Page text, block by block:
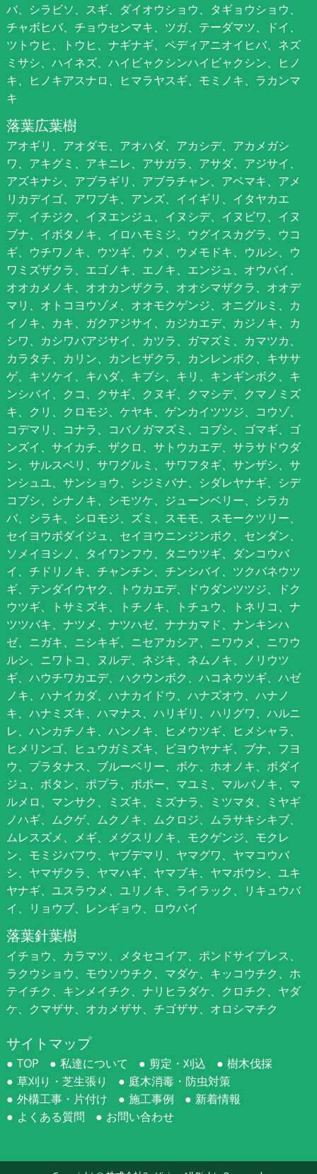
バ、シラビソ、スギ、ダイオウショウ、タギョウショウ、
チャボヒバ、チョウセンマキ、ツガ、テーダマツ、ドイ、
ツトウヒ、トウヒ、ナギナギ、ペディアニオイヒバ、ネズ
ミサシ、ハイネズ、ハイビャクシンハイビャクシン、ヒノ
キ、ヒノキアスナロ、ヒマラヤスギ、モミノキ、ラカンマ
キ
落葉広葉樹
アオギリ、アオダモ、アオハダ、アカシデ、アカメガシ
ワ、アキグミ、アキニレ、アサガラ、アサダ、アジサイ、
アズキナシ、アブラギリ、アブラチャン、アベマキ、アメ
リカデイゴ、アワブキ、アンズ、イイギリ、イタヤカエ
デ、イチジク、イヌエンジュ、イヌシデ、イヌビワ、イヌ
ブナ、イボタノキ、イロハモミジ、ウグイスカグラ、ウコ
ギ、ウチワノキ、ウツギ、ウメ、ウメモドキ、ウルシ、ウ
ワミズザクラ、エゴノキ、エノキ、エンジュ、オウバイ、
オオカメノキ、オオカンザクラ、オオシマザクラ、オオデ
マリ、オトコヨウゾメ、オオモクゲンジ、オニグルミ、カ
イノキ、カキ、ガクアジサイ、カジカエデ、カジノキ、カ
シワ、カシワバアジサイ、カツラ、ガマズミ、カマツカ、
カラタチ、カリン、カンヒザクラ、カンレンボク、キササ
ゲ、キソケイ、キハダ、キブシ、キリ、キンギンボク、キ
ンシバイ、クコ、クサギ、クヌギ、クマシデ、クマノミズ
キ、クリ、クロモジ、ケヤキ、ゲンカイツツジ、コウゾ、
コデマリ、コナラ、コバノガマズミ、コブシ、ゴマギ、ゴ
ンズイ、サイカチ、ザクロ、サトウカエデ、サラサドウダ
ン、サルスベリ、サワグルミ、サワフタギ、サンザシ、サ
ンシュユ、サンショウ、シジミバナ、シダレヤナギ、シデ
コブシ、シナノキ、シモツケ、ジューンベリー、シラカ
バ、シラキ、シロモジ、ズミ、スモモ、スモークツリー、
セイヨウボダイジュ、セイヨウニンジンボク、センダン、
ソメイヨシノ、タイワンフウ、タニウツギ、ダンコウバ
イ、チドリノキ、チャンチン、チンシバイ、ツクバネウツ
ギ、テンダイウヤク、トウカエデ、ドウダンツツジ、ドク
ウツギ、トサミズキ、トチノキ、トチュウ、トネリコ、ナ
ツツバキ、ナツメ、ナツハゼ、ナナカマド、ナンキンハ
ゼ、ニガキ、ニシキギ、ニセアカシア、ニワウメ、ニワウ
ルシ、ニワトコ、ヌルデ、ネジキ、ネムノキ、ノリウツ
ギ、ハウチワカエデ、ハクウンボク、ハコネウツギ、ハゼ
ノキ、ハナイカダ、ハナカイドウ、ハナズオウ、ハナノ
キ、ハナミズキ、ハマナス、ハリギリ、ハリグワ、ハルニ
レ、ハンカチノキ、ハンノキ、ヒメウツギ、ヒメシャラ、
ヒメリンゴ、ヒュウガミズキ、ビヨウヤナギ、ブナ、フヨ
ウ、プラタナス、ブルーベリー、ボケ、ホオノキ、ボダイ
ジュ、ボタン、ポプラ、ポポー、マユミ、マルバノキ、マ
ルメロ、マンサク、ミズキ、ミズナラ、ミツマタ、ミヤギ
ノハギ、ムクゲ、ムクノキ、ムクロジ、ムラサキシキブ、
ムレスズメ、メギ、メグスリノキ、モクゲンジ、モクレ
ン、モミジバフウ、ヤブデマリ、ヤマグワ、ヤマコウバ
シ、ヤマザクラ、ヤマハギ、ヤマブキ、ヤマボウシ、ユキ
ヤナギ、ユスラウメ、ユリノキ、ライラック、リキュウバ
イ、リョウブ、レンギョウ、ロウバイ
落葉針葉樹
イチョウ、カラマツ、メタセコイア、ポンドサイプレス、
ラクウショウ、モウソウチク、マダケ、キッコウチク、ホ
テイチク、キンメイチク、ナリヒラダケ、クロチク、ヤダ
ケ、クマザサ、オカメザサ、チゴザサ、オロシマチク
サイトマップ
TOP 私達について 剪定・刈込
樹木伐採
草刈り・芝生張り
庭木消毒・防虫対策
外構工事・片付け
施工事例
新着情報
よくある質問
お問い合わせ